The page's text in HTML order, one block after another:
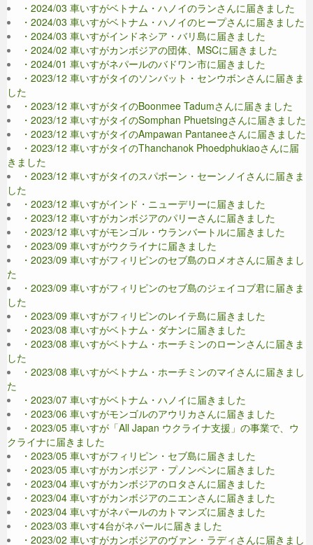
・2024/03 車いすがベトナム・ハノイのランさんに届きました
・2024/03 車いすがベトナム・ハノイのヒープさんに届きました
・2024/03 車いすがインドネシア・バリ島に届きました
・2024/02 車いすがカンボジアの団体、MSCに届きました
・2024/01 車いすがネパールのバドワン市に届きました
・2023/12 車いすがタイのソンバット・センウボンさんに届きま
した
・2023/12 車いすがタイのBoonmee Tadumさんに届きました
・2023/12 車いすがタイのSomphan Phuetsingさんに届きました
・2023/12 車いすがタイのAmpawan Pantaneeさんに届きました
・2023/12 車いすがタイのThanchanok Phoedphukiaoさんに届
きました
・2023/12 車いすがタイのスパポーン・セーンノイさんに届きま
した
・2023/12 車いすがインド・ニューデリーに届きました
・2023/12 車いすがカンボジアのパリーさんに届きました
・2023/12 車いすがモンゴル・ウランバートルに届きました
・2023/09 車いすがウクライナに届きました
・2023/09 車いすがフィリピンのセブ島のロメオさんに届きまし
た
・2023/09 車いすがフィリピンのセブ島のジェイコブ君に届きま
した
・2023/09 車いすがフィリピンのレイテ島に届きました
・2023/08 車いすがベトナム・ダナンに届きました
・2023/08 車いすがベトナム・ホーチミンのローンさんに届きま
した
・2023/08 車いすがベトナム・ホーチミンのマイさんに届きまし
た
・2023/07 車いすがベトナム・ハノイに届きました
・2023/06 車いすがモンゴルのアウリカさんに届きました
・2023/05 車いすが「All Japan ウクライナ支援」の事業で、ウ
クライナに届きました
・2023/05 車いすがフィリピン・セブ島に届きました
・2023/05 車いすがカンボジア・プノンペンに届きました
・2023/04 車いすがカンボジアのロタさんに届きました
・2023/04 車いすがカンボジアのニエンさんに届きました
・2023/04 車いすがネパールのカトマンズに届きました
・2023/03 車いす4台がネパールに届きました
・2023/02 車いすがカンボジアのヴァン・ラディさんに届きまし